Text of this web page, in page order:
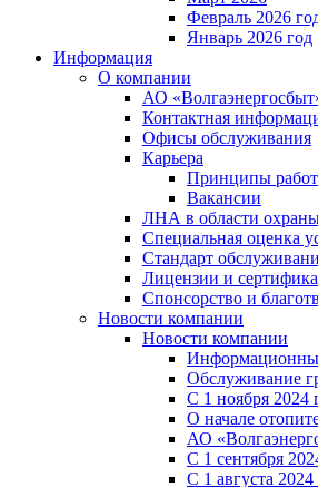
Февраль 2026
Январь 2026 год
Информация
О компании
АО
Контактная
Офисы обслуживания
Карьера
Принципы
Вакансии
ЛНА в области
Специальная оценка
Стандарт
Лицензии и
Спонсорство и
Новости компании
Новости компании
Обслуживание
С 1 ноября 2024
О начале
АО
С 1 сентября
С 1 августа